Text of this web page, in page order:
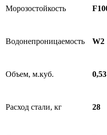
Морозостойкость
Водонепроницаемость W2
Объем, м.куб. 0,53
Расход стали, кг 28